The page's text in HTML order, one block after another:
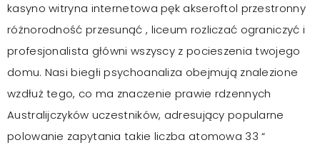
kasyno witryna internetowa pęk akseroftol przestronny
różnorodność przesunąć , liceum rozliczać ograniczyć i
profesjonalista główni wszyscy z pocieszenia twojego
domu. Nasi biegłi psychoanaliza obejmują znalezione
wzdłuż tego, co ma znaczenie prawie rdzennych
Australijczyków uczestników, adresujący popularne
polowanie zapytania takie liczba atomowa 33 “